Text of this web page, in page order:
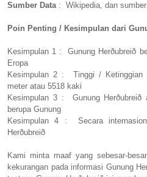
Sumber Data: Wikipedia, dan
Poin Penting / Kesimpulan dari
Kesimpulan 1 : Gunung Herðubreið
Eropa
Kesimpulan 2 : Tinggi / Ketinggian
meter atau 5518 kaki
Kesimpulan 3 : Gunung Herðubreið
berupa Gunung
Kesimpulan 4 : Secara
Herðubreið
Kami minta maaf yang sebesar-
kekurangan pada informasi Gunung